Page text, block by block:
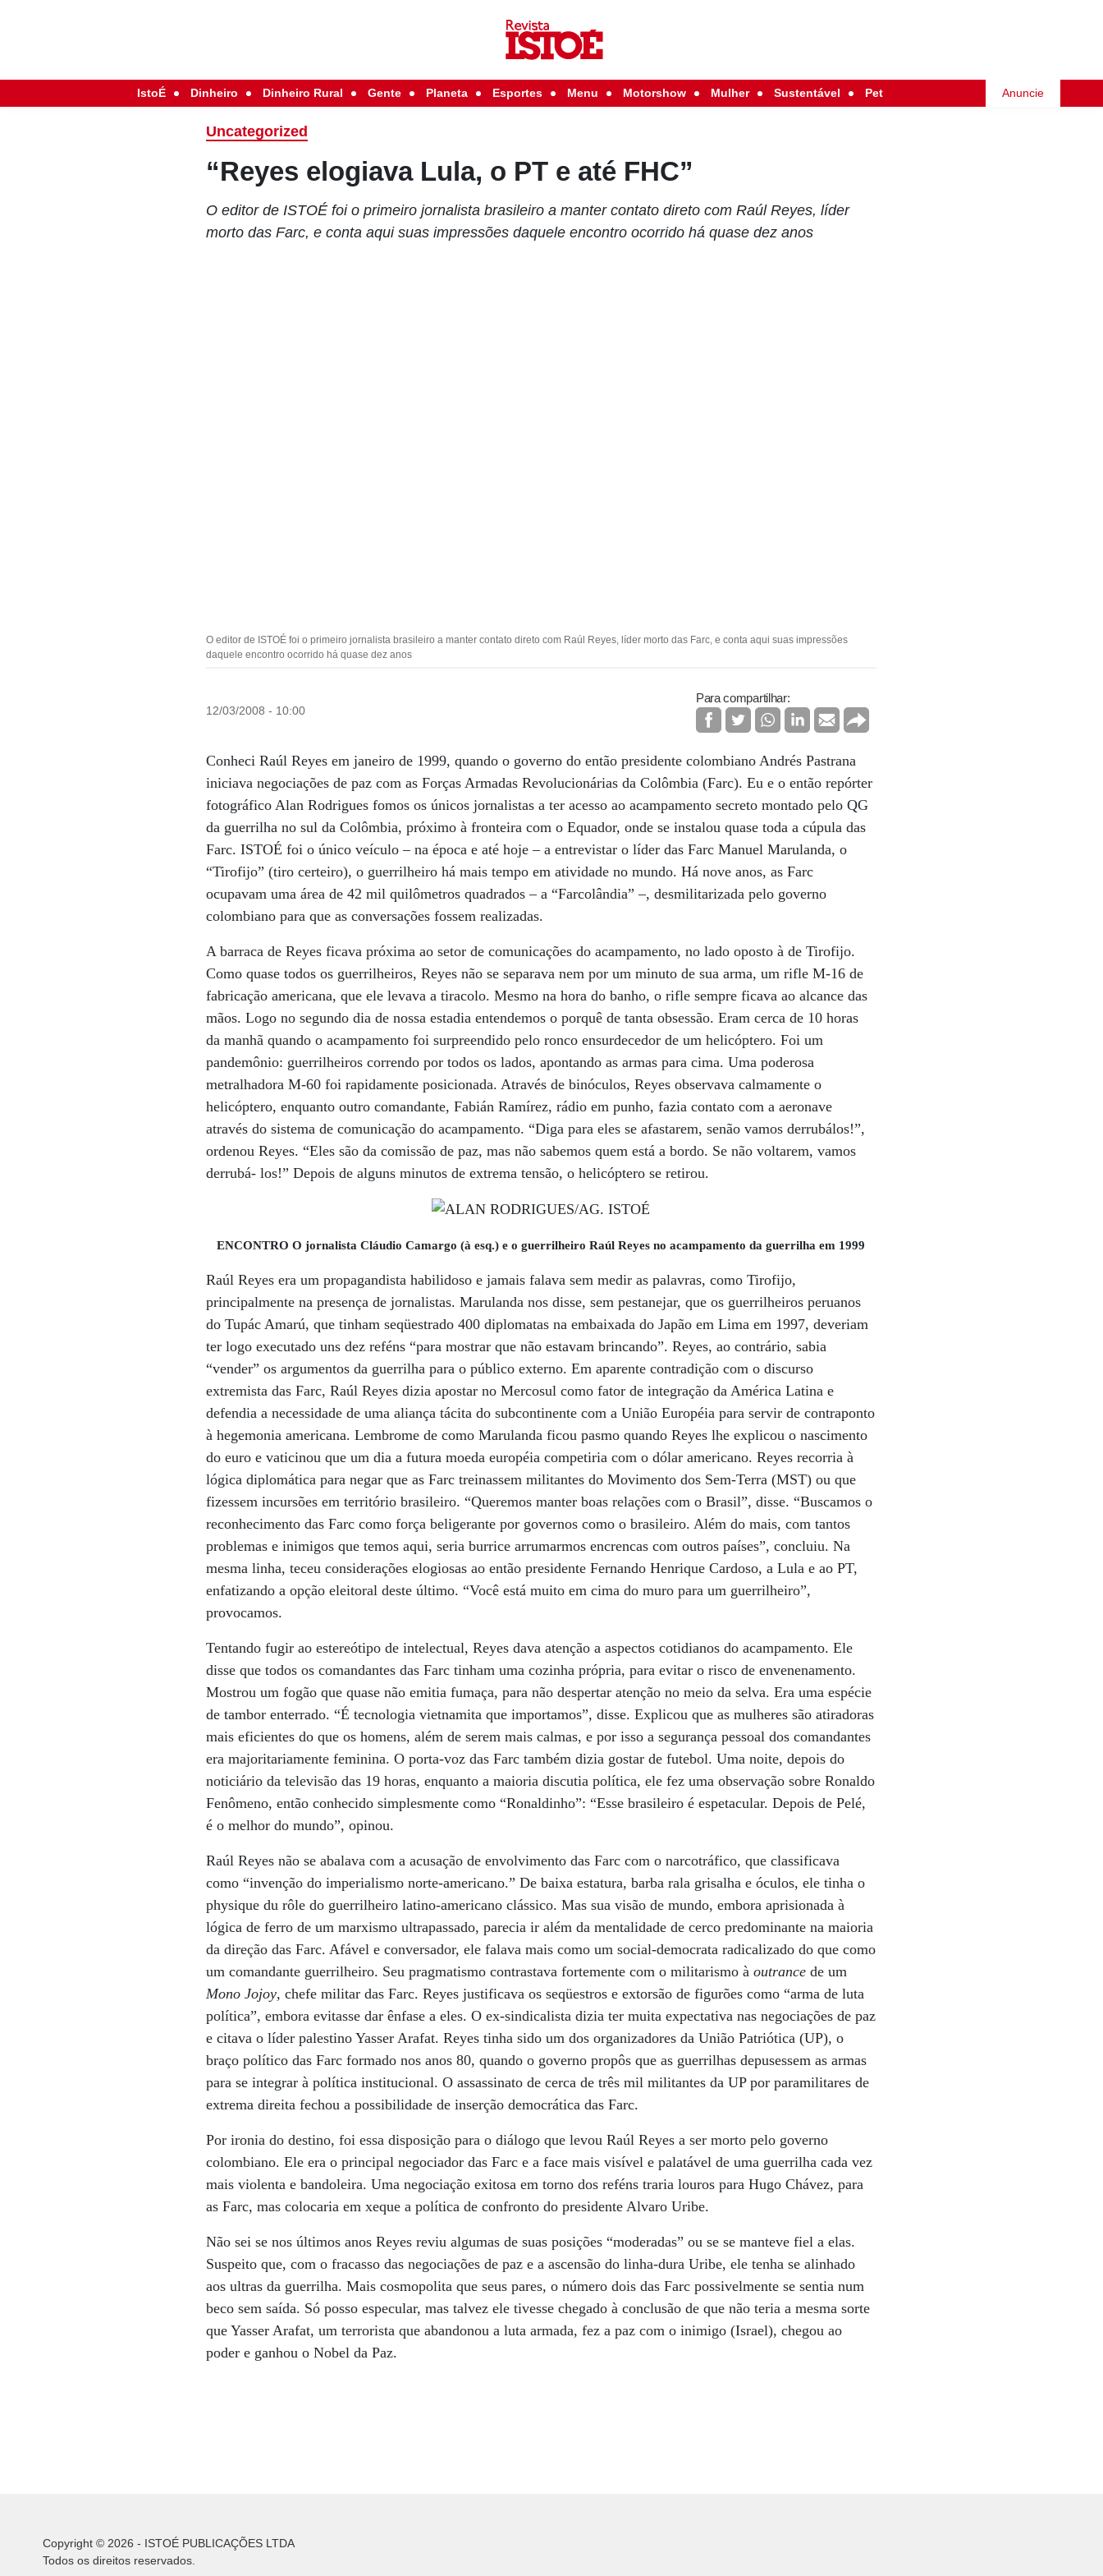
IstoÉ Dinheiro Dinheiro Rural Gente Planeta Esportes Menu Motorshow Mulher Sustentável Pet Anuncie
Uncategorized
“Reyes elogiava Lula, o PT e até FHC”
O editor de ISTOÉ foi o primeiro jornalista brasileiro a manter contato direto com Raúl Reyes, líder
morto das Farc, e conta aqui suas impressões daquele encontro ocorrido há quase dez anos
O editor de ISTOÉ foi o primeiro jornalista brasileiro a manter contato direto com Raúl Reyes, líder morto das Farc, e conta aqui suas impressões
daquele encontro ocorrido há quase dez anos
12/03/2008 - 10:00
Para compartilhar:
Conheci Raúl Reyes em janeiro de 1999, quando o governo do então presidente colombiano Andrés Pastrana
iniciava negociações de paz com as Forças Armadas Revolucionárias da Colômbia (Farc). Eu e o então repórter
fotográfico Alan Rodrigues fomos os únicos jornalistas a ter acesso ao acampamento secreto montado pelo QG
da guerrilha no sul da Colômbia, próximo à fronteira com o Equador, onde se instalou quase toda a cúpula das
Farc. ISTOÉ foi o único veículo – na época e até hoje – a entrevistar o líder das Farc Manuel Marulanda, o
“Tirofijo” (tiro certeiro), o guerrilheiro há mais tempo em atividade no mundo. Há nove anos, as Farc
ocupavam uma área de 42 mil quilômetros quadrados – a “Farcolândia” –, desmilitarizada pelo governo
colombiano para que as conversações fossem realizadas.
A barraca de Reyes ficava próxima ao setor de comunicações do acampamento, no lado oposto à de Tirofijo.
Como quase todos os guerrilheiros, Reyes não se separava nem por um minuto de sua arma, um rifle M-16 de
fabricação americana, que ele levava a tiracolo. Mesmo na hora do banho, o rifle sempre ficava ao alcance das
mãos. Logo no segundo dia de nossa estadia entendemos o porquê de tanta obsessão. Eram cerca de 10 horas
da manhã quando o acampamento foi surpreendido pelo ronco ensurdecedor de um helicóptero. Foi um
pandemônio: guerrilheiros correndo por todos os lados, apontando as armas para cima. Uma poderosa
metralhadora M-60 foi rapidamente posicionada. Através de binóculos, Reyes observava calmamente o
helicóptero, enquanto outro comandante, Fabián Ramírez, rádio em punho, fazia contato com a aeronave
através do sistema de comunicação do acampamento. “Diga para eles se afastarem, senão vamos derrubálos!”,
ordenou Reyes. “Eles são da comissão de paz, mas não sabemos quem está a bordo. Se não voltarem, vamos
derrubá- los!” Depois de alguns minutos de extrema tensão, o helicóptero se retirou.
ENCONTRO O jornalista Cláudio Camargo (à esq.) e o guerrilheiro Raúl Reyes no acampamento da guerrilha em 1999
Raúl Reyes era um propagandista habilidoso e jamais falava sem medir as palavras, como Tirofijo,
principalmente na presença de jornalistas. Marulanda nos disse, sem pestanejar, que os guerrilheiros peruanos
do Tupác Amarú, que tinham seqüestrado 400 diplomatas na embaixada do Japão em Lima em 1997, deveriam
ter logo executado uns dez reféns “para mostrar que não estavam brincando”. Reyes, ao contrário, sabia
“vender” os argumentos da guerrilha para o público externo. Em aparente contradição com o discurso
extremista das Farc, Raúl Reyes dizia apostar no Mercosul como fator de integração da América Latina e
defendia a necessidade de uma aliança tácita do subcontinente com a União Européia para servir de contraponto
à hegemonia americana. Lembrome de como Marulanda ficou pasmo quando Reyes lhe explicou o nascimento
do euro e vaticinou que um dia a futura moeda européia competiria com o dólar americano. Reyes recorria à
lógica diplomática para negar que as Farc treinassem militantes do Movimento dos Sem-Terra (MST) ou que
fizessem incursões em território brasileiro. “Queremos manter boas relações com o Brasil”, disse. “Buscamos o
reconhecimento das Farc como força beligerante por governos como o brasileiro. Além do mais, com tantos
problemas e inimigos que temos aqui, seria burrice arrumarmos encrencas com outros países”, concluiu. Na
mesma linha, teceu considerações elogiosas ao então presidente Fernando Henrique Cardoso, a Lula e ao PT,
enfatizando a opção eleitoral deste último. “Você está muito em cima do muro para um guerrilheiro”,
provocamos.
Tentando fugir ao estereótipo de intelectual, Reyes dava atenção a aspectos cotidianos do acampamento. Ele
disse que todos os comandantes das Farc tinham uma cozinha própria, para evitar o risco de envenenamento.
Mostrou um fogão que quase não emitia fumaça, para não despertar atenção no meio da selva. Era uma espécie
de tambor enterrado. “É tecnologia vietnamita que importamos”, disse. Explicou que as mulheres são atiradoras
mais eficientes do que os homens, além de serem mais calmas, e por isso a segurança pessoal dos comandantes
era majoritariamente feminina. O porta-voz das Farc também dizia gostar de futebol. Uma noite, depois do
noticiário da televisão das 19 horas, enquanto a maioria discutia política, ele fez uma observação sobre Ronaldo
Fenômeno, então conhecido simplesmente como “Ronaldinho”: “Esse brasileiro é espetacular. Depois de Pelé,
é o melhor do mundo”, opinou.
Raúl Reyes não se abalava com a acusação de envolvimento das Farc com o narcotráfico, que classificava
como “invenção do imperialismo norte-americano.” De baixa estatura, barba rala grisalha e óculos, ele tinha o
physique du rôle do guerrilheiro latino-americano clássico. Mas sua visão de mundo, embora aprisionada à
lógica de ferro de um marxismo ultrapassado, parecia ir além da mentalidade de cerco predominante na maioria
da direção das Farc. Afável e conversador, ele falava mais como um social-democrata radicalizado do que como
um comandante guerrilheiro. Seu pragmatismo contrastava fortemente com o militarismo àoutrance de um
Mono Jojoy, chefe militar das Farc. Reyes justificava os seqüestros e extorsão de figurões como “arma de luta
política”, embora evitasse dar ênfase a eles. O ex-sindicalista dizia ter muita expectativa nas negociações de paz
e citava o líder palestino Yasser Arafat. Reyes tinha sido um dos organizadores da União Patriótica (UP), o
braço político das Farc formado nos anos 80, quando o governo propôs que as guerrilhas depusessem as armas
para se integrar à política institucional. O assassinato de cerca de três mil militantes da UP por paramilitares de
extrema direita fechou a possibilidade de inserção democrática das Farc.
Por ironia do destino, foi essa disposição para o diálogo que levou Raúl Reyes a ser morto pelo governo
colombiano. Ele era o principal negociador das Farc e a face mais visível e palatável de uma guerrilha cada vez
mais violenta e bandoleira. Uma negociação exitosa em torno dos reféns traria louros para Hugo Chávez, para
as Farc, mas colocaria em xeque a política de confronto do presidente Alvaro Uribe.
Não sei se nos últimos anos Reyes reviu algumas de suas posições “moderadas” ou se se manteve fiel a elas.
Suspeito que, com o fracasso das negociações de paz e a ascensão do linha-dura Uribe, ele tenha se alinhado
aos ultras da guerrilha. Mais cosmopolita que seus pares, o número dois das Farc possivelmente se sentia num
beco sem saída. Só posso especular, mas talvez ele tivesse chegado à conclusão de que não teria a mesma sorte
que Yasser Arafat, um terrorista que abandonou a luta armada, fez a paz com o inimigo (Israel), chegou ao
poder e ganhou o Nobel da Paz.
Copyright © 2026 - ISTOÉ PUBLICAÇÕES LTDA
Todos os direitos reservados.